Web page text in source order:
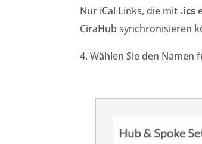
Nur iCal Links, die mit .ics
CiraHub synchronisieren
4. Wählen Sie den Namen